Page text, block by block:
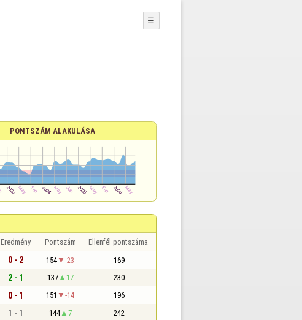
☰
PONTSZÁM ALAKULÁSA
Eredmény Pontszám Ellenfél pontszáma
0 - 2 154 -23 169
2 - 1 137 17 230
0 - 1 151 -14 196
1 - 1 144 7 242